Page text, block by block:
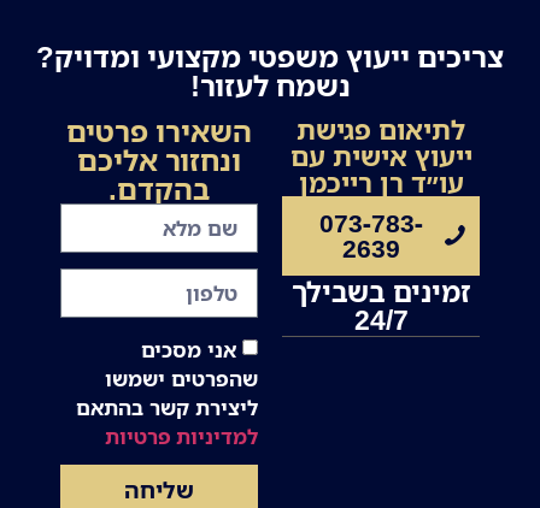
צריכים ייעוץ משפטי מקצועי ומדויק?
נשמח לעזור!
לתיאום פגישת
ייעוץ אישית עם
עו״ד רן רייכמן
073-783-
2639
זמינים בשבילך
24/7
השאירו פרטים
ונחזור אליכם
בהקדם.
אני מסכים
שהפרטים ישמשו
ליצירת קשר בהתאם
למדיניות פרטיות
שליחה